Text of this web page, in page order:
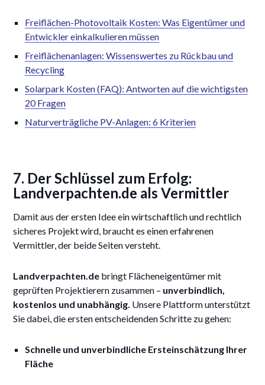
Freiflächen-Photovoltaik Kosten: Was Eigentümer und
Entwickler einkalkulieren müssen
Freiflächenanlagen: Wissenswertes zu Rückbau und
Recycling
Solarpark Kosten (FAQ): Antworten auf die wichtigsten
20 Fragen
Naturverträgliche PV-Anlagen: 6 Kriterien
7. Der Schlüssel zum Erfolg:
Landverpachten.de als Vermittler
Damit aus der ersten Idee ein wirtschaftlich und rechtlich
sicheres Projekt wird, braucht es einen erfahrenen
Vermittler, der beide Seiten versteht.
Landverpachten.de bringt Flächeneigentümer mit
geprüften Projektierern zusammen – unverbindlich,
kostenlos und unabhängig. Unsere Plattform unterstützt
Sie dabei, die ersten entscheidenden Schritte zu gehen:
Schnelle und unverbindliche Ersteinschätzung Ihrer
Fläche